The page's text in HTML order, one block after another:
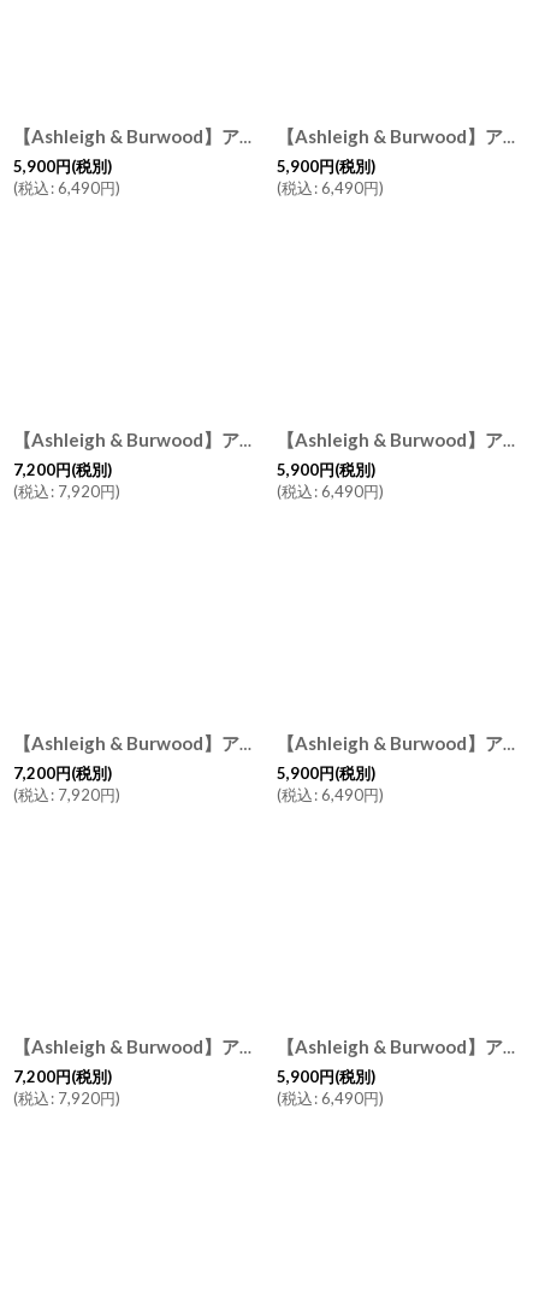
【Ashleigh & Burwood】アシュレイ＆バーウッド フレグランスランプS パーリーシーン Paerly Scene ハンドメイド イギリス製
5,900円(税別)
(税込:6,490円)
【Ashleigh & Burwood】アシュレイ＆バーウッド フレグランスランプS ローズクォーツ Rose Quartz ハンドメイド イギリス製
5,900円(税別)
(税込:6,490円)
【Ashleigh & Burwood】アシュレイ＆バーウッド フレグランスランプL アンティークローズ Antique Rose ハンドメイド イギリス製 消臭
7,200円(税別)
(税込: 7,920円)
【Ashleigh & Burwood】アシュレイ＆バーウッド フレグランスランプS ザ・パール The Pearl ハンドメイド イギリス製
5,900円(税別)
(税込:6,490円)
【Ashleigh & Burwood】アシュレイ＆バーウッド 消臭 フレグランスランプL モザイクメドゥー Mosaic Meadow ハンドメイド イギリス製
7,200円(税別)
(税込: 7,920円)
【Ashleigh & Burwood】アシュレイ＆バーウッド 消臭 フレグランスランプS フロスティッドローズ Frosted Rose ハンドメイド イギリス製
5,900円(税別)
(税込:6,490円)
【Ashleigh & Burwood】アシュレイ＆バーウッド 消臭 フレグランスランプL フロスティッドブルーム Frosted Bloom ハンドメイド イギリス製
7,200円(税別)
(税込: 7,920円)
【Ashleigh & Burwood】アシュレイ＆バーウッド フレグランスランプS ミッドナイトブロッサム Midnight Blossom イギリス
5,900円(税別)
(税込:6,490円)